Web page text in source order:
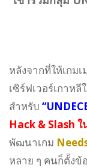
หลังจากที่ให้เกม
เซิร์ฟเวอร์เกาห
สำหรับ
Hack & Slash
พัฒนาเกม
หลาย ๆ คนก็ตั้งข้